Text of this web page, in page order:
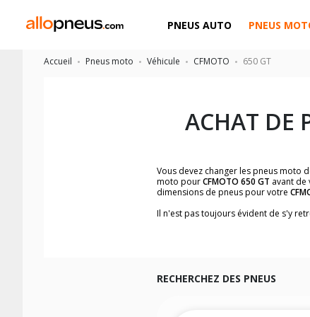
PNEUS AUTO PNEUS
Accueil Pneus moto Véhicule CFMOTO 650 GT
ACHAT DE
Vous devez changer les pneus moto
moto pourCFMOTO 650 GT avant de
dimensions de pneus pour votre
Il n'est pas toujours évident de s'y
Vous ne savez pas comment
facilement.
RECHERCHEZ DES PNEUS